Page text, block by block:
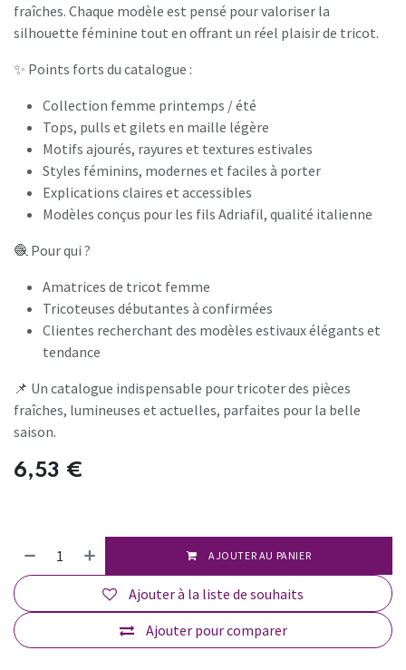
fraîches. Chaque modèle est pensé pour valoriser la
silhouette féminine tout en offrant un réel plaisir de tricot.
✨ Points forts du catalogue :
Collection femme printemps / été
Tops, pulls et gilets en maille légère
Motifs ajourés, rayures et textures estivales
Styles féminins, modernes et faciles à porter
Explications claires et accessibles
Modèles conçus pour les fils Adriafil, qualité italienne
🧶 Pour qui ?
Amatrices de tricot femme
Tricoteuses débutantes à confirmées
Clientes recherchant des modèles estivaux élégants et
tendance
📌 Un catalogue indispensable pour tricoter des pièces
fraîches, lumineuses et actuelles, parfaites pour la belle
saison.
6,53 €
AJOUTER AU PANIER
Ajouter pour comparer
Ajouter à la liste de souhaits